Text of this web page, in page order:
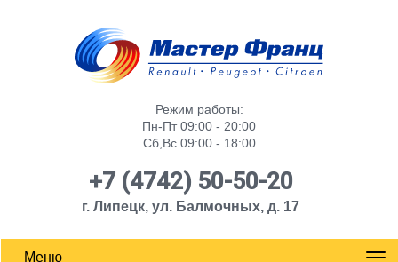
Режим работы:
Пн-Пт 09:00 - 20:00
Сб,Вс 09:00 - 18:00
+7 (4742) 50-50-20
г. Липецк, ул. Балмочных, д. 17
Меню